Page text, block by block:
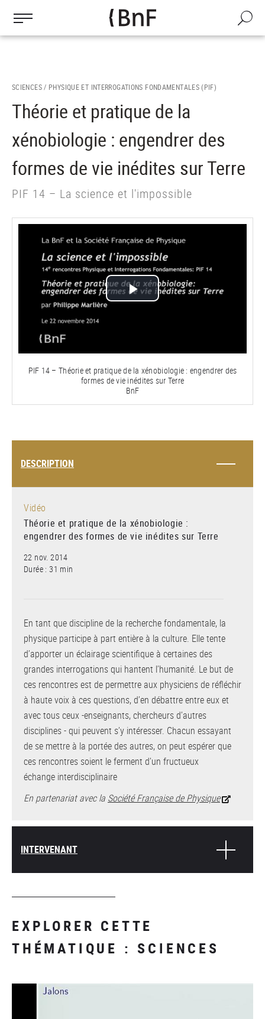
contenu
Recherche
SCIENCES / PHYSIQUE ET INTERROGATIONS FONDAMENTALES (PIF)
Théorie et pratique de la
xénobiologie : engendrer des
formes de vie inédites sur Terre
PIF 14 – La science et l'impossible
Lire
vidéo
PIF 14 – Théorie et pratique de la xénobiologie : engendrer des
formes de vie inédites sur Terre
BnF
DESCRIPTION
Vidéo
Théorie et pratique de la xénobiologie :
engendrer des formes de vie inédites sur Terre
22 nov. 2014
Durée : 31 min
En tant que discipline de la recherche fondamentale, la
physique participe à part entière à la culture. Elle tente
d’apporter un éclairage scientifique à certaines des
grandes interrogations qui hantent l’humanité. Le but de
ces rencontres est de permettre aux physiciens de réfléchir
à haute voix à ces questions, d’en débattre entre eux et
avec tous ceux -enseignants, chercheurs d’autres
disciplines - qui peuvent s’y intéresser. Chacun essayant
de se mettre à la portée des autres, on peut espérer que
ces rencontres soient le ferment d’un fructueux
échange interdisciplinaire
En partenariat avec la Société Française de Physique
INTERVENANT
EXPLORER CETTE
THÉMATIQUE : SCIENCES